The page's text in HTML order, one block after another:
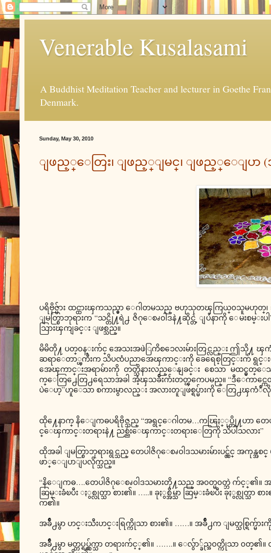
Venerable Kusalasami
A Buddhist Meditation Teacher and lecturer in Goethe
Denmark.
Sunday, May 30, 2010
ျဖည့္ေတြး၊ ျဖည့္ျမင္၊ ျဖည့္ေျပာ
ပရိဗိုဇ္မ်ား ထင္ထားၾကသည္မွာ ေဂါတမသည္ ဗဟုသုတၾကြယ္၀သူမဟု
ျမတ္စြာဘုရားက “သင္တို႔ရဲ႕ ဇိဂုေစၧ၀ါဒနဲ႔ဆိုင္တဲ့ ျပႆနာကို ေမး
သြားၾကျခင္း ျဖစ္သည္။
မိမိတို႔ ပတ္၀န္းက်င္ အေသးအဖဲြကိစၥေလးမ်ားတြင္လည္း ဤသို႔ ၾ
ဆရာေတာ္ၾကီးက သိပၸံပညာအေၾကာင္းကို ခေရေစ့တြင္းက် ရွင္
အေၾကာင္းအရာမ်ားကို တတ္သိနားလည္ေနျခင္း စေသာ မထင္မွ
က္ေတြ႕ေတြ႕ရေသာအခါ အံ့ၾသခ်ီးက်ဴးတတ္ၾကေပမည္။ “ဒီေကာင္
ပဲေဟ့”ဟူေသာ စကားမွာလည္း အလားတူျဖစ္ရပ္မ်ားကို ေတြ႕ၾကံဳလို
ထို႔ေနာက္ နိေျဂာဓပရိဗိုဇ္သည္ “အရွင္ေဂါတမ…ကၽြႏ္ုပ္တို႔ဟာ တေပ
င္ေၾကာင္းတရားနဲ႔ ညစ္ညဴးေၾကာင္းတရားေတြကို သိပါသလား”
ထိုအခါ ျမတ္စြာဘုရားရွင္သည္ တေပါဇိဂုေစၧ၀ါဒသမားမ်ားပင္လွ်င္
ဖာ္ေျပာျပလိုက္သည္။
“နိေျဂာဓ….တေပါဇိဂုေစၧ၀ါဒသမားတို႔သည္ အ၀တ္မ၀တ္ဘဲ က်င့္၏။ အစ
ဆြမ္းခံၿပီး ႏွစ္လုတ္သာ စား၏။ …..။ ခုႏွစ္အိမ္သာ ဆြမ္းခံၿပီး ခုႏွ
က၏။
အခ်ိဳ႕မွာ ဟင္းသီးဟင္းရြက္ကိုသာ စား၏။ ……။ အခ်ိဳ႕က ျမတ္သစ္ရြက္မ်ာ
အခ်ိဳ႕မွာ မတ္တပ္ရပ္လွ်က္သာ တရားက်င့္၏။ …….။ ေလွ်ာ္ခ်ည္အ၀တ္ကိုသာ ၀တ္